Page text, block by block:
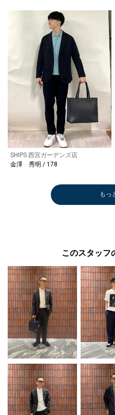
SHIPS 西宮ガーデンズ店
金澤 秀明 / 178
もっ
このスタッフ